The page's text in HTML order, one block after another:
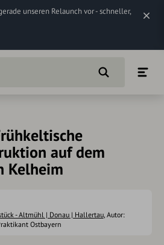
unseren Relaunch vor - schneller,
auf dem
Kelheim
- Altmühl | Donau | Hallertau, Autor:
Ostbayern